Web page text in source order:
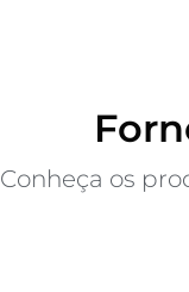
Conheça os